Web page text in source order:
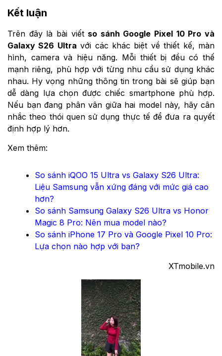
Kết luận
Trên đây là bài viết so sánh Google Pixel 10 Pro và
Galaxy S26 Ultra với các khác biệt về thiết kế, màn
hình, camera và hiệu năng. Mỗi thiết bị đều có thế
mạnh riêng, phù hợp với từng nhu cầu sử dụng khác
nhau. Hy vọng những thông tin trong bài sẽ giúp bạn
dễ dàng lựa chọn được chiếc smartphone phù hợp.
Nếu bạn đang phân vân giữa hai model này, hãy cân
nhắc theo thói quen sử dụng thực tế để đưa ra quyết
định hợp lý hơn.
Xem thêm:
So sánh iQOO 15 Ultra vs Galaxy S26 Ultra:
Liệu Samsung vẫn xứng đáng với mức giá cao
hơn?
So sánh Samsung Galaxy S26 Ultra vs Honor
Magic 8 Pro: Nên mua model nào?
So sánh iPhone 17 Pro và Google Pixel 10 Pro:
Lựa chọn nào hợp với bạn?
XTmobile.vn